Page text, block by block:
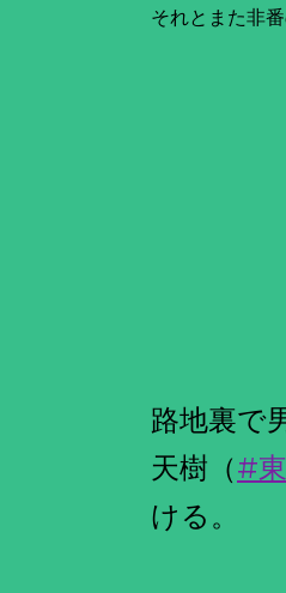
それとまた非
路地裏で
天樹（#
ける。